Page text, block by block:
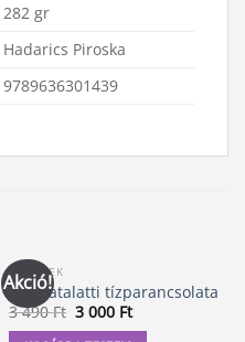
282 gr
Hadarics Piroska
9789636301439
Akció!
KÖNYVEK
A tudatalatti tízparancsolata
3 490Ft Original
price
3 000 FtCurrent
price